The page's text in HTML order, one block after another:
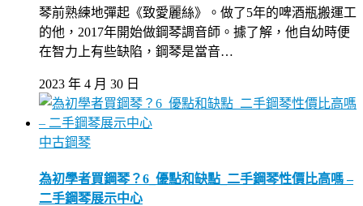
琴前熟練地彈起《致愛麗絲》。做了5年的啤酒瓶搬運工
的他，2017年開始做鋼琴調音師。據了解，他自幼時便
在智力上有些缺陷，鋼琴是當音…
2023 年 4 月 30 日
中古鋼琴
為初學者買鋼琴？6_優點和缺點_二手鋼琴性價比高嗎 –
二手鋼琴展示中心